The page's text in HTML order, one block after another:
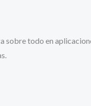
todo en